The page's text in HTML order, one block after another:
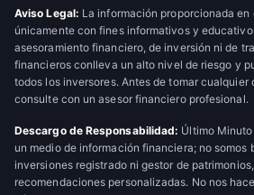
Aviso Legal: La información proporcionada
únicamente con fines informativos y
asesoramiento financiero, de inversión ni de
financieros conlleva un alto nivel de riesgo y
todos los inversores. Antes de tomar cualquier
consulte con un asesor financiero profesional.
Descargo de Responsabilidad: Último
un medio de información financiera; no somos
inversiones registrado ni gestor de
recomendaciones personalizadas. No nos